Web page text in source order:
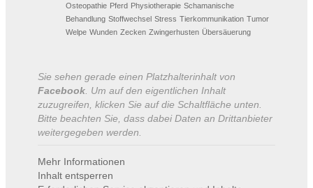
Osteopathie Pferd Physiotherapie Schamanische
Behandlung Stoffwechsel Stress Tierkommunikation Tumor
Welpe Wunden Zecken Zwingerhusten Übersäuerung
Sie sehen gerade einen Platzhalterinhalt von
Facebook. Um auf den eigentlichen Inhalt
zuzugreifen, klicken Sie auf die Schaltfläche unten.
Bitte beachten Sie, dass dabei Daten an Drittanbieter
weitergegeben werden.
Mehr Informationen
Inhalt entsperren